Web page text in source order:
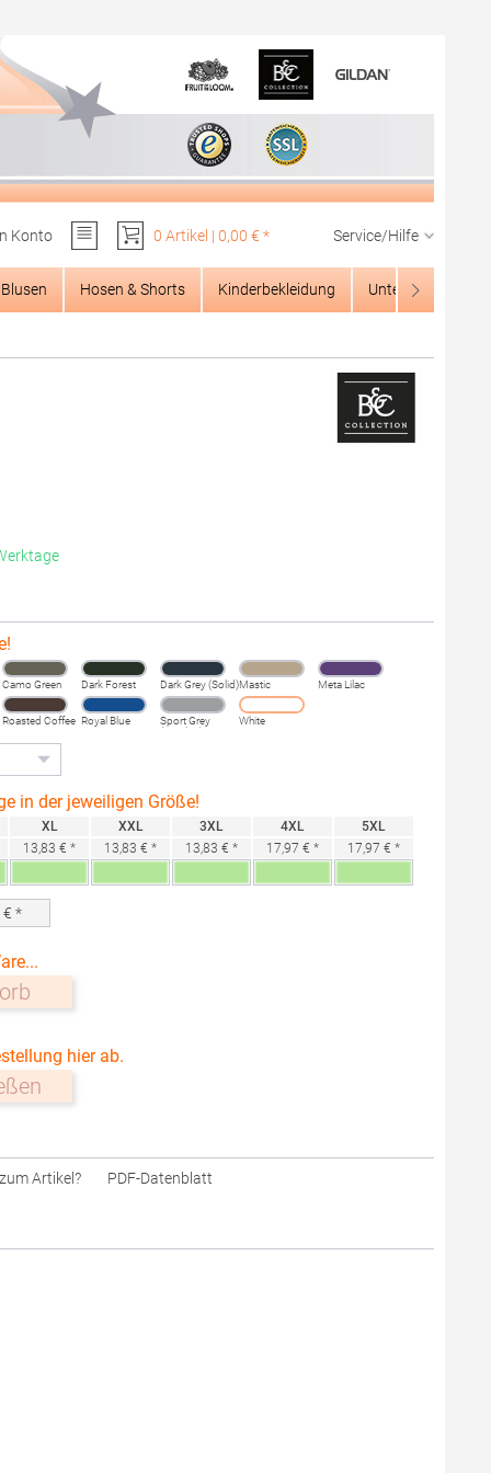
Konto
0 Artikel | 0,00 € * Service/Hilfe
Hosen & Shorts Kinderbekleidung Unterwäsche
Camo Green Dark Forest Dark Grey (Solid)Mastic Meta Lilac
Roasted Coffee Royal Blue
Sport Grey
(Heather)
White
in der jeweiligen Größe!
XL
13,83 € *
XXL
13,83 € *
3XL
13,83 € *
4XL
17,97 € *
5XL
17,97 € *
€ *
hier ab.
Artikel? PDF-Datenblatt